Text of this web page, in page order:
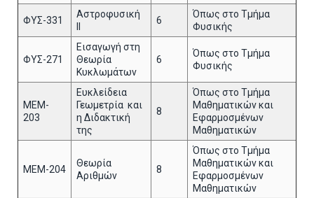
ΦΥΣ-331
Αστροφυσική
6
Όπως στο Τμήμα
Φυσικής
ΦΥΣ-271
Εισαγωγή στη
Θεωρία
Κυκλωμάτων
6
Όπως στο Τμήμα
Φυσικής
ΜΕΜ-
203
Eυκλείδεια
Γεωμετρία και
η Διδακτική
της
8
Όπως στο Τμήμα
Μαθηματικών και
Εφαρμοσμένων
Μαθηματικών
ΜΕΜ-204
Θεωρία
Αριθμών
8
Όπως στο Τμήμα
Μαθηματικών και
Εφαρμοσμένων
Μαθηματικών